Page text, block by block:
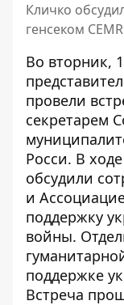
Кличко
генсеком CEMR
Во вторник,
провели
секретарем
Росси. В
обсудили
и
поддержку
войны.
поддержке
Встреча